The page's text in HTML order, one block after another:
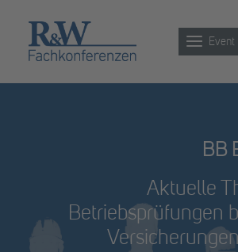
Event
Partner werden
Newsletter
Archiv
BB
Aktuelle
Betriebsprüfungen